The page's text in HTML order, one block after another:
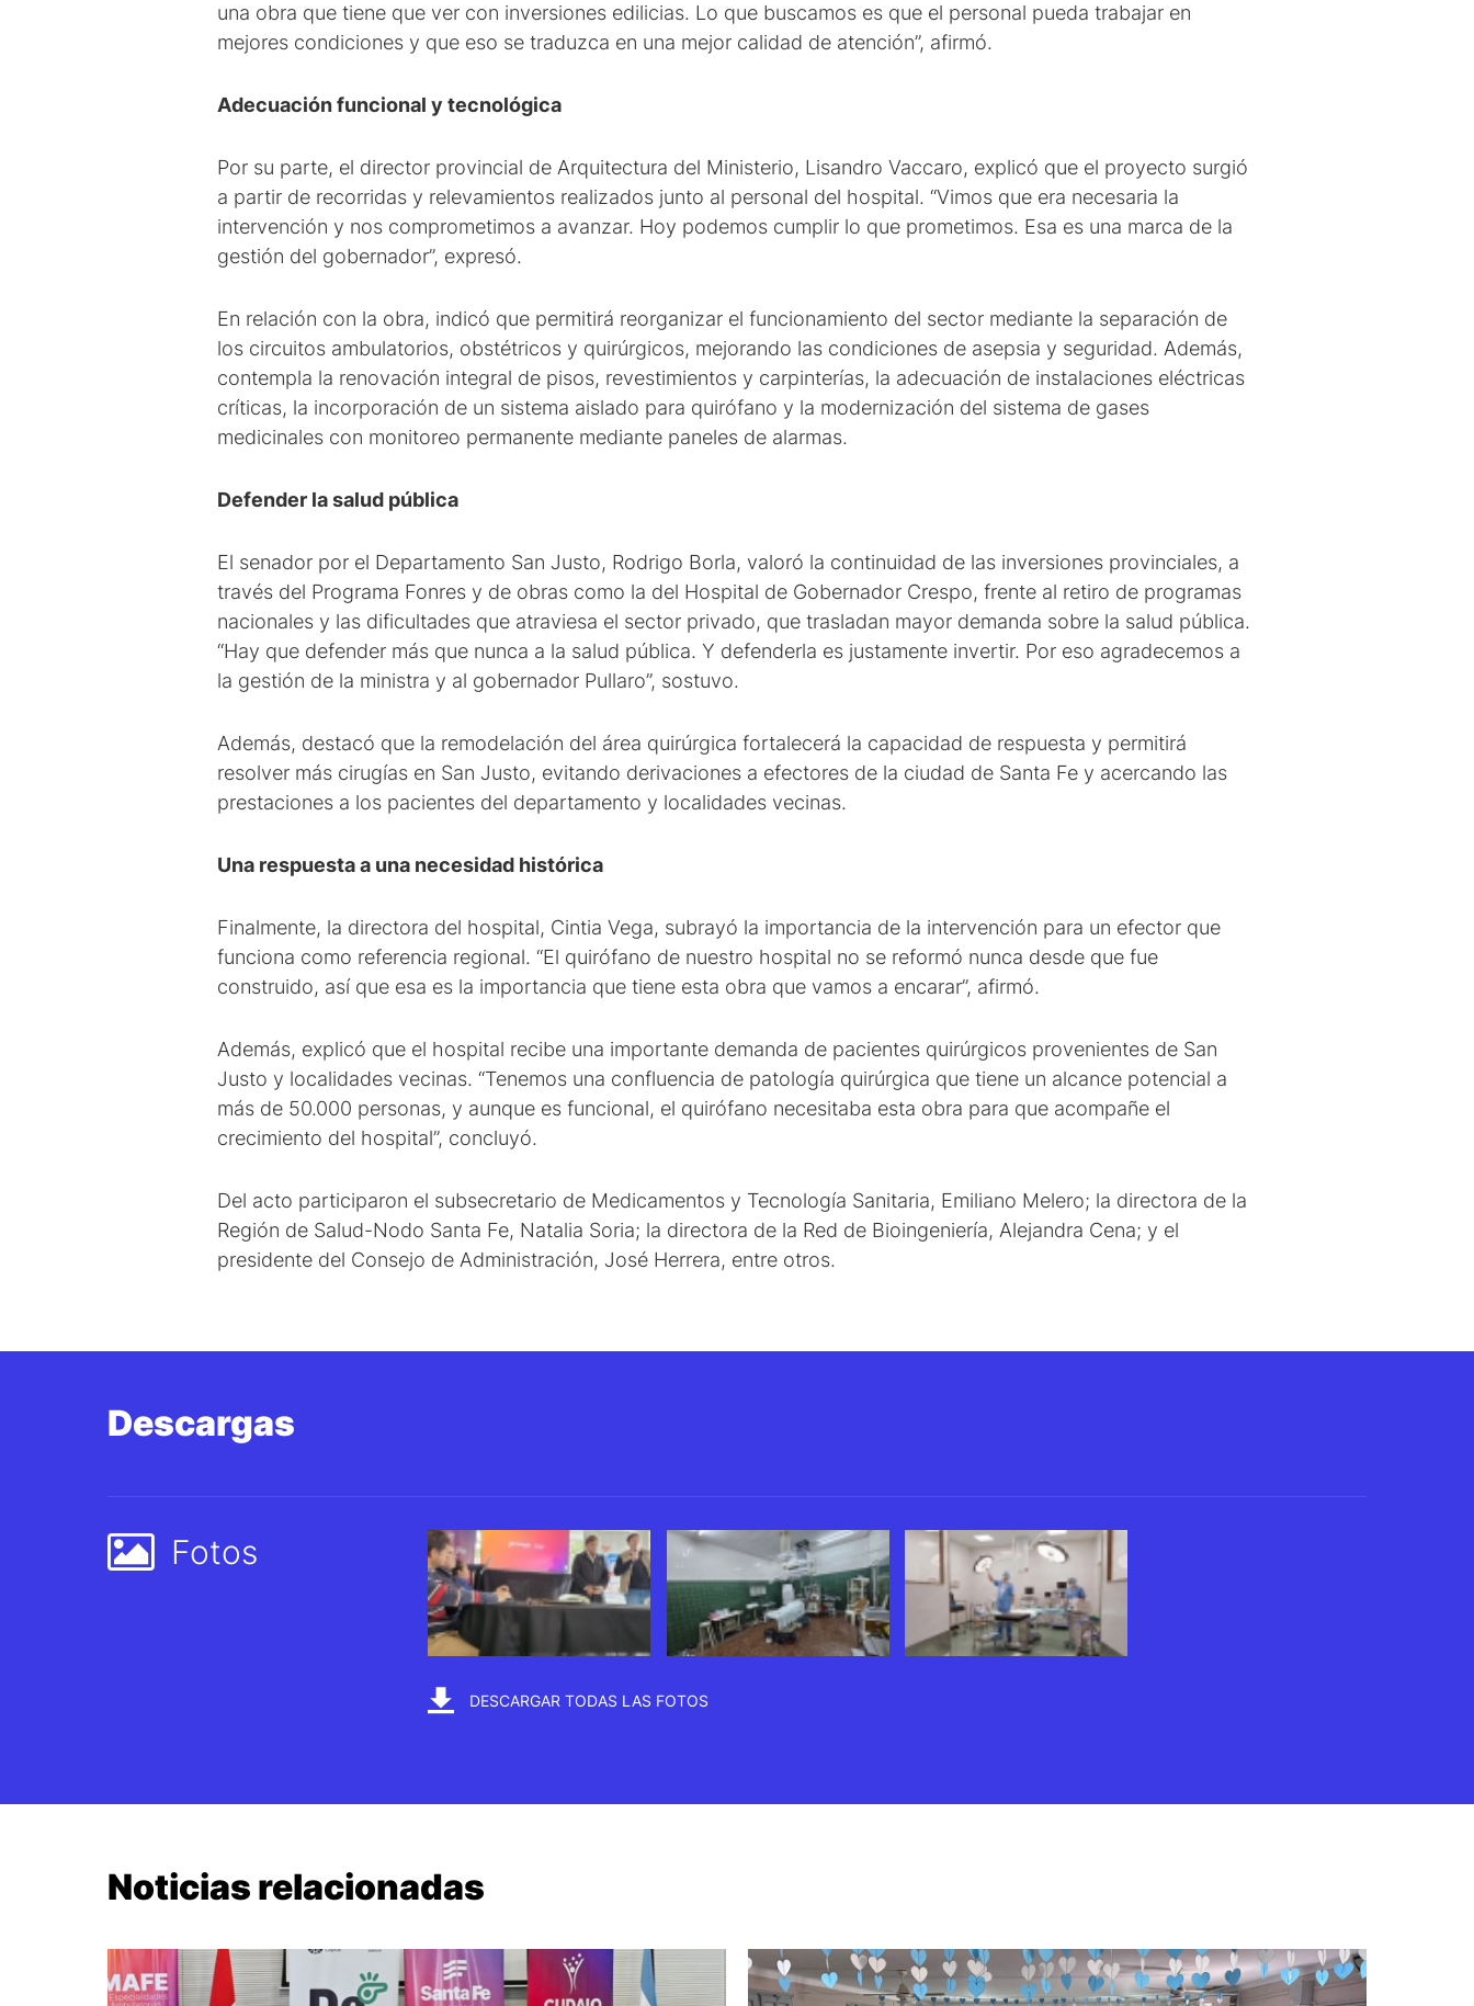
una obra que tiene que ver con inversiones edilicias. Lo que buscamos es que el personal pueda trabajar en
mejores condiciones y que eso se traduzca en una mejor calidad de atención”, afirmó.
Adecuación funcional y tecnológica
Por su parte, el director provincial de Arquitectura del Ministerio, Lisandro Vaccaro, explicó que el proyecto surgió
a partir de recorridas y relevamientos realizados junto al personal del hospital. “Vimos que era necesaria la
intervención y nos comprometimos a avanzar. Hoy podemos cumplir lo que prometimos. Esa es una marca de la
gestión del gobernador”, expresó.
En relación con la obra, indicó que permitirá reorganizar el funcionamiento del sector mediante la separación de
los circuitos ambulatorios, obstétricos y quirúrgicos, mejorando las condiciones de asepsia y seguridad. Además,
contempla la renovación integral de pisos, revestimientos y carpinterías, la adecuación de instalaciones eléctricas
críticas, la incorporación de un sistema aislado para quirófano y la modernización del sistema de gases
medicinales con monitoreo permanente mediante paneles de alarmas.
Defender la salud pública
El senador por el Departamento San Justo, Rodrigo Borla, valoró la continuidad de las inversiones provinciales, a
través del Programa Fonres y de obras como la del Hospital de Gobernador Crespo, frente al retiro de programas
nacionales y las dificultades que atraviesa el sector privado, que trasladan mayor demanda sobre la salud pública.
“Hay que defender más que nunca a la salud pública. Y defenderla es justamente invertir. Por eso agradecemos a
la gestión de la ministra y al gobernador Pullaro”, sostuvo.
Además, destacó que la remodelación del área quirúrgica fortalecerá la capacidad de respuesta y permitirá
resolver más cirugías en San Justo, evitando derivaciones a efectores de la ciudad de Santa Fe y acercando las
prestaciones a los pacientes del departamento y localidades vecinas.
Una respuesta a una necesidad histórica
Finalmente, la directora del hospital, Cintia Vega, subrayó la importancia de la intervención para un efector que
funciona como referencia regional. “El quirófano de nuestro hospital no se reformó nunca desde que fue
construido, así que esa es la importancia que tiene esta obra que vamos a encarar”, afirmó.
Además, explicó que el hospital recibe una importante demanda de pacientes quirúrgicos provenientes de San
Justo y localidades vecinas. “Tenemos una confluencia de patología quirúrgica que tiene un alcance potencial a
más de 50.000 personas, y aunque es funcional, el quirófano necesitaba esta obra para que acompañe el
crecimiento del hospital”, concluyó.
Del acto participaron el subsecretario de Medicamentos y Tecnología Sanitaria, Emiliano Melero; la directora de la
Región de Salud-Nodo Santa Fe, Natalia Soria; la directora de la Red de Bioingeniería, Alejandra Cena; y el
presidente del Consejo de Administración, José Herrera, entre otros.
Descargas
Fotos
DESCARGAR TODAS LAS FOTOS
Noticias relacionadas